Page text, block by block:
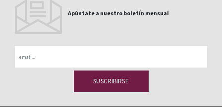
Apúntate a nuestro boletín mensual